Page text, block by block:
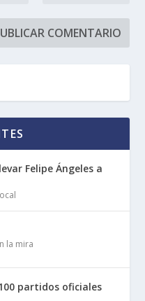
Felipe Ángeles a
la mira
partidos oficiales